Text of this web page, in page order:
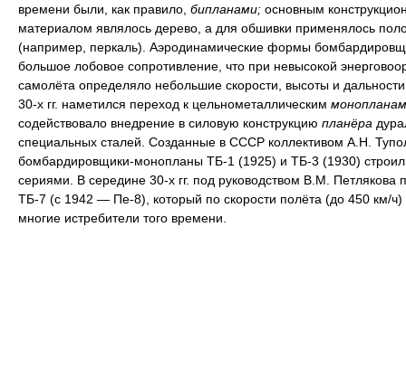
времени были, как правило, бипланами; основным
материалом являлось дерево, а для обшивки применялось
(например, перкаль). Аэродинамические формы
большое лобовое сопротивление, что при невысокой
самолёта определяло небольшие скорости, высоты и
30-х гг. наметился переход к цельнометаллическим
содействовало внедрение в силовую конструкцию планёра
специальных сталей. Созданные в СССР коллективом А.Н.
бомбардировщики-монопланы ТБ-1 (1925) и ТБ-3 (1930)
сериями. В середине 30-х гг. под руководством В.М. Петлякова
ТБ-7 (с 1942 — Пе-8), который по скорости полёта (до 450 км/ч)
многие истребители того времени.